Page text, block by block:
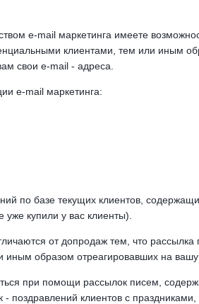
e-mail маркетинга имеете
клиентами, тем или иным
свои e-mail - адреса.
e-mail маркетинга:
по базе текущих клиентов,
купили у вас клиенты).
от допродаж тем, что рассылка
образом отреагировавших на
при помощи рассылок писем,
клиентов с праздниками,